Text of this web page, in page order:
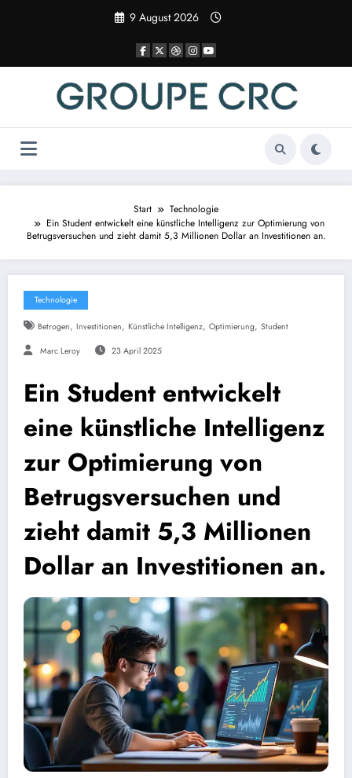
9 August 2026
Start
Technologie
Ein Student entwickelt eine künstliche Intelligenz zur Optimierung von
Betrugsversuchen und zieht damit 5,3 Millionen Dollar an Investitionen an.
Technologie
Betrogen, Investitionen, Künstliche Intelligenz, Optimierung, Student
Marc Leroy 23 April 2025
Ein Student entwickelt
eine künstliche Intelligenz
zur Optimierung von
Betrugsversuchen und
zieht damit 5,3 Millionen
Dollar an Investitionen an.